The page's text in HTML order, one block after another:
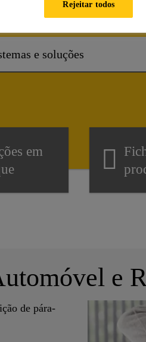
podemos
em
e
de pára-
Rejeitar todos